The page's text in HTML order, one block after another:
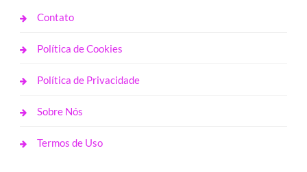
Contato
Política de Cookies
Política de Privacidade
Sobre Nós
Termos de Uso